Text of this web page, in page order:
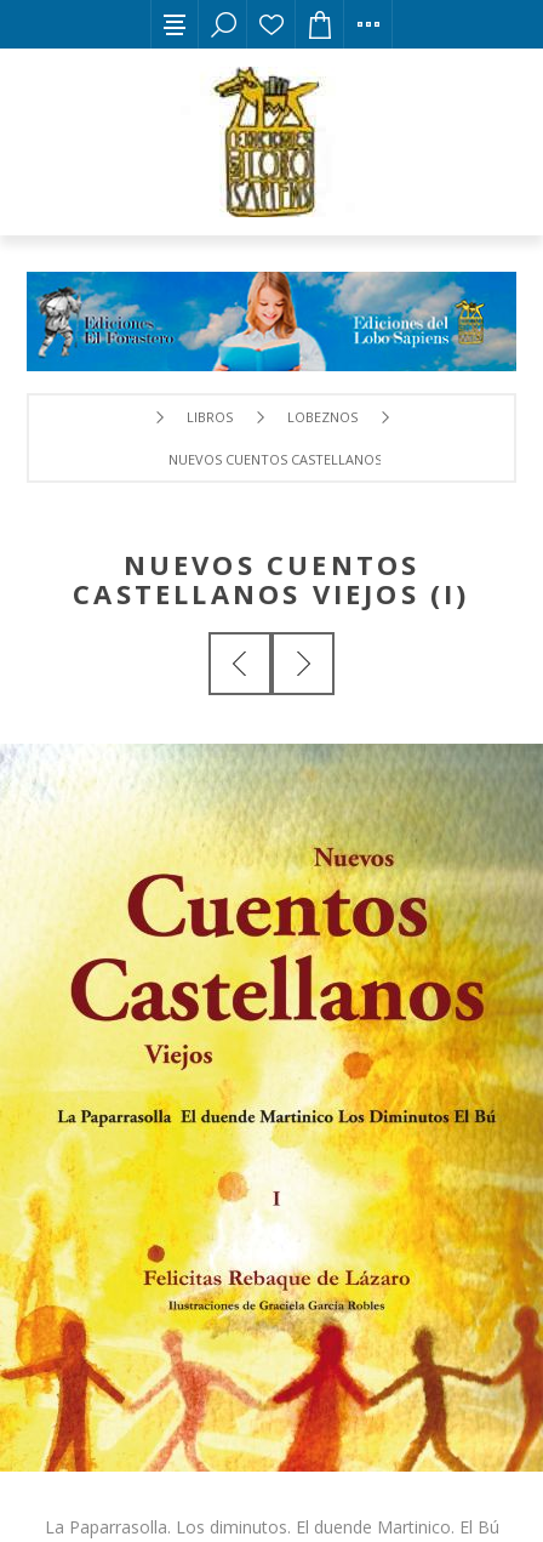
LIBROS LOBEZNOS
NUEVOS CUENTOS CASTELLANOS VIEJOS (I)
NUEVOS CUENTOS
CASTELLANOS VIEJOS (I)
La Paparrasolla. Los diminutos. El duende Martinico. El Bú